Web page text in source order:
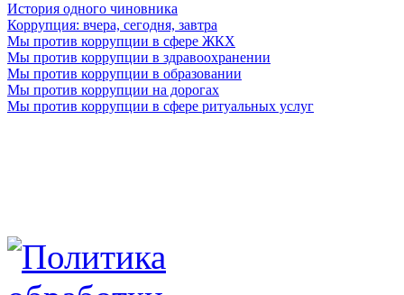
История одного чиновника
Коррупция: вчера, сегодня, завтра
Мы против коррупции в сфере ЖКХ
Мы против коррупции в здравоохранении
Мы против коррупции в образовании
Мы против коррупции на дорогах
Мы против коррупции в сфере ритуальных услуг